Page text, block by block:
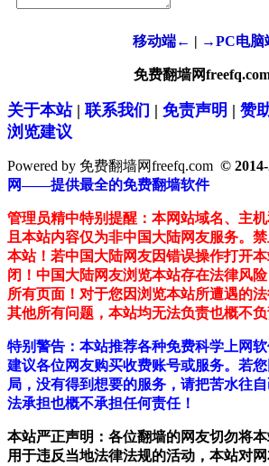
移动端← | →PC电脑
免费翻墙网
关于本站| 联系我们 | 免责声明 | 赞
浏览建议
Powered by 免费翻墙网freefq.com ©
网——提供最全的免费翻墙软件
管理员精中特别提醒：本网站域名、主机
且本站内容仅为非中国大陆网友服务。
本站！若中国大陆网友因错误操作打开
闭！中国大陆网友浏览本站存在法律风
所有页面！对于您因浏览本站所遭遇的
其他所有问题，本站均无法负责也概不负
特别警告：本站推荐各种免费科学上网
建议各位网友购买收费账号或服务。若
局，没有得到想要的服务，请把苦水往
法承担也概不承担任何责任！
本站严正声明：各位翻墙的网友切勿将
用于违反当地法律法规的活动，本站对